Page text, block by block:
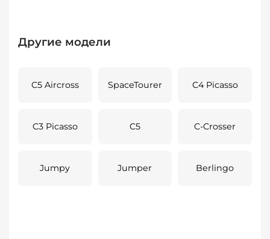
Другие модели
C5 Aircross SpaceTourer C4 Picasso
C3 Picasso C5 C-Crosser
Jumpy Jumper Berlingo